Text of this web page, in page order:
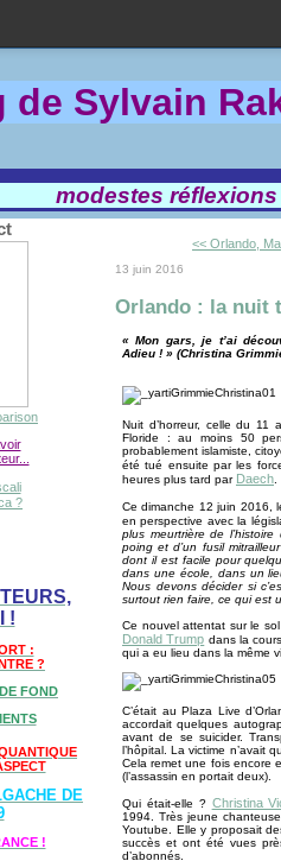
de Sylvain
modestes
?
!
:
?
FOND
DE
!
<< Orlando,
13 juin 2016
Orlando : la nuit
« Mon gars, je t’ai
Adieu ! » (Christina
Nuit d’horreur, celle du
Floride : au moins 50
probablement islamiste,
été tué ensuite par les
heures plus tard par Daech
Ce dimanche 12 juin 2016,
en perspective avec la
plus meurtrière de
poing et d’un fusil
dont il est facile pour
dans une école, dans un
Nous devons décider si
surtout rien faire, ce qui est
Ce nouvel attentat sur le
Donald Trump dans la
qui a eu lieu dans la même
C’était au Plaza Live
accordait quelques
avant de se suicider.
l’hôpital. La victime n’avait
Cela remet une fois encore
(l’assassin en portait deux).
Qui était-elle ? Christina
1994. Très jeune
Youtube. Elle y proposait
succès et ont été vues
d’abonnés.